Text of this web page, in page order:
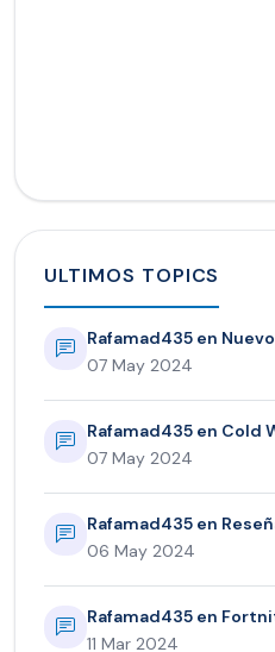
ULTIMOS TOPICS
Rafamad435 en
07 May 2024
Rafamad435 en Cold
07 May 2024
Rafamad435 en
06 May 2024
Rafamad435 en
11 Mar 2024